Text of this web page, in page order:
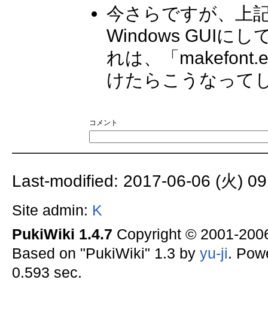
今さらですが、上
Windows GUIにし
れは、「
けたらこうなって
コメント
Last-modified: 2017-06-06 (火)
Site admin: K
PukiWiki 1.4.7 Copyright © 2001-
Based on "PukiWiki" 1.3 by yu-ji.
0.593 sec.